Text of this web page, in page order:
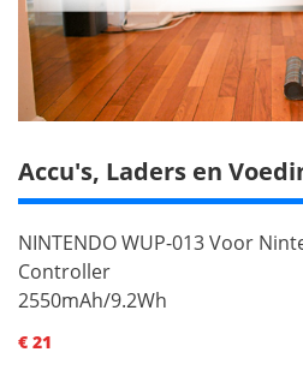
Accu's, Laders en
NINTENDO WUP-013 Voor
Controller
2550mAh/9.2Wh
€ 21